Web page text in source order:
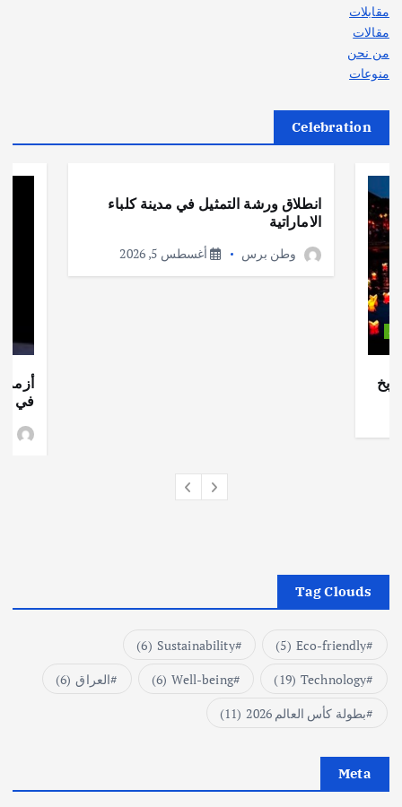
مقابلات
مقالات
من نحن
منوعات
Celebration
انطلاق ورشة التمثيل في مدينة كلباء
الاماراتية
وطن برس أغسطس 5, 2026
أزمة
في
Tag Clouds
Eco-friendly
(5)
Sustainability
(6)
Technology
(19)
Well-being
(6) العراق (6)
بطولة كأس العالم 2026
(11)
Meta